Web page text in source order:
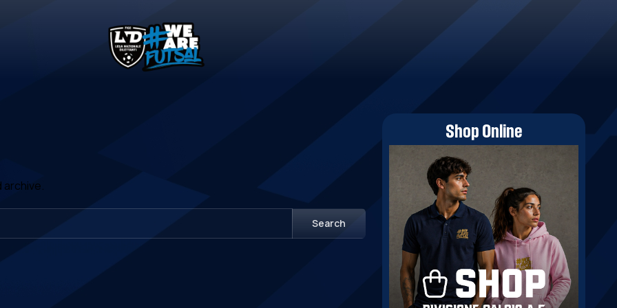
Search
Shop Online